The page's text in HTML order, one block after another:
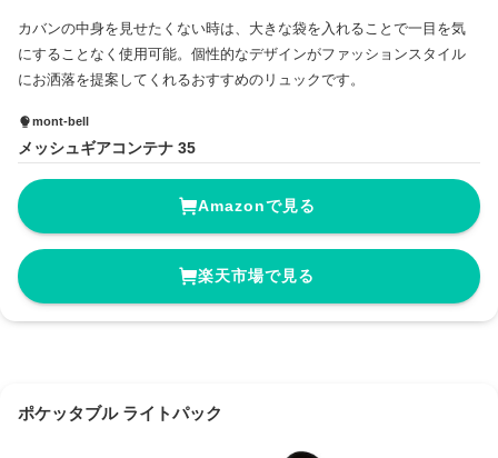
カバンの中身を見せたくない時は、大きな袋を入れることで一目を気
にすることなく使用可能。個性的なデザインがファッションスタイル
にお洒落を提案してくれるおすすめのリュックです。
mont-bell
メッシュギアコンテナ 35
Amazonで見る
楽天市場で見る
ポケッタブル ライトパック